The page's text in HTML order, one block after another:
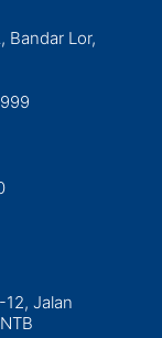
Bandar Lor,
12, Jalan